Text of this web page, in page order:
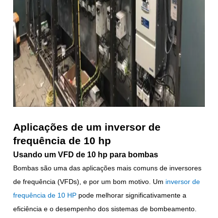
Aplicações de um inversor de
frequência de 10 hp
Usando um VFD de 10 hp para bombas
Bombas são uma das aplicações mais comuns de inversores
de frequência (VFDs), e por um bom motivo. Um inversor de
frequência de 10 HP pode melhorar significativamente a
eficiência e o desempenho dos sistemas de bombeamento.